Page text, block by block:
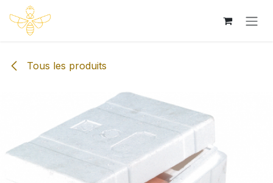
Se rendre au contenu
Tous les produits